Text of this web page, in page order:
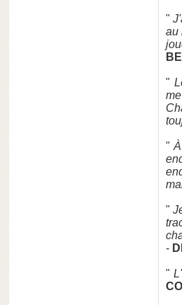
"
au
"
" À
"
-
"